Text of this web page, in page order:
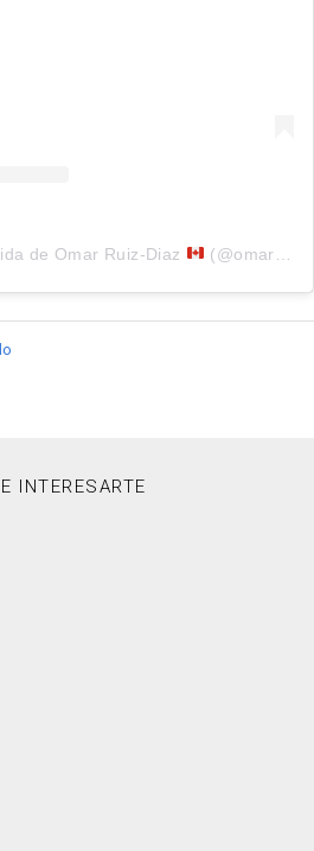
de Omar Ruiz-Diaz (@omarglobal)
INTERESARTE